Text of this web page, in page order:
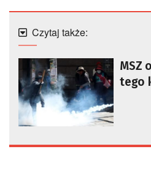
Czytaj także:
MSZ
tego